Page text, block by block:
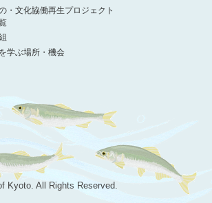
・文化協働再生プロジェクト
学ぶ場所・機会
Kyoto. All Rights Reserved.